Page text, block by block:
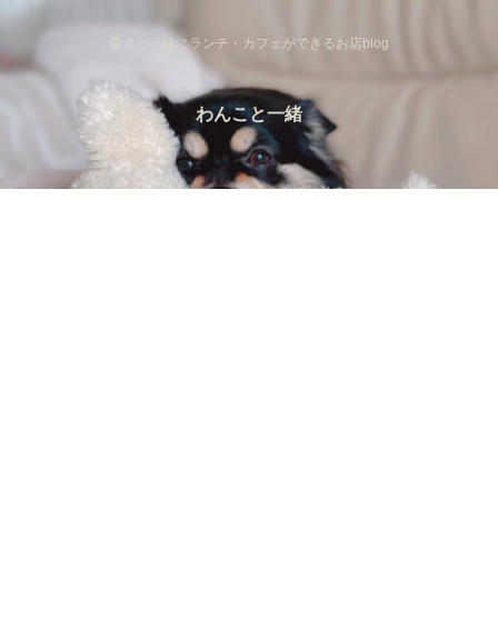
愛犬と一緒にランチ・カフェができるお店blog
わんこと一緒